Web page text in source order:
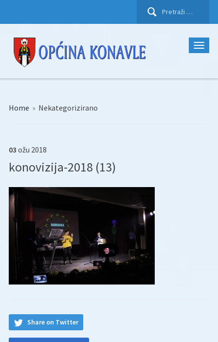
Pretraži:
Home » Nekategorizirano
03 ožu 2018
konovizija-2018 (13)
Share on Twitter